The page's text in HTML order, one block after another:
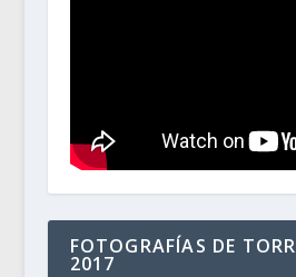
FOTOGRAFÍAS DE
2017